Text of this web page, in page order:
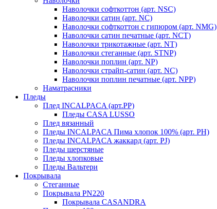
Наволочки софткоттон (арт. NSC)
Наволочки сатин (арт. NC)
Наволочки софткоттон с гипюром (арт. NMG)
Наволочки сатин печатные (арт. NCT)
Наволочки трикотажные (арт. NT)
Наволочки стеганные (арт. STNP)
Наволочки поплин (арт. NP)
Наволочки страйп-сатин (арт. NC)
Наволочки поплин печатные (арт. NPP)
Наматрасники
Пледы
Плед INCALPACA (арт.PP)
Пледы CASA LUSSO
Плед вязанный
Пледы INCALPACA Пима хлопок 100% (арт. PH)
Пледы INCALPACA жаккард (арт. PJ)
Пледы шерстяные
Пледы хлопковые
Пледы Вальтери
Покрывала
Стеганные
Покрывала PN220
Покрывала CASANDRA